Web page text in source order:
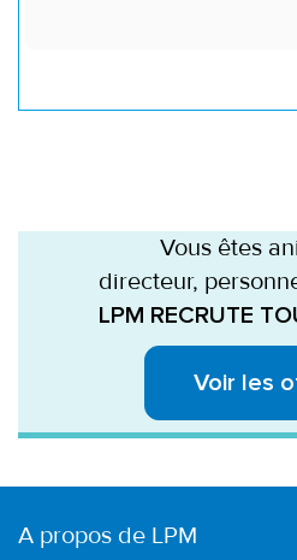
Vous êtes
directeur,
LPM RECRUTE
Voir les
A propos de LPM